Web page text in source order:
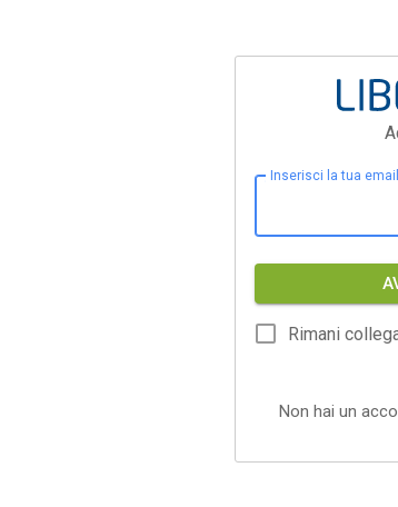
Inserisci la tua email
Rimani
Non hai un